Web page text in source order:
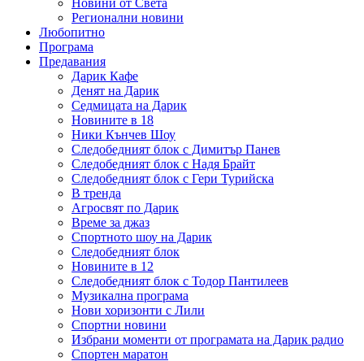
Новини от Света
Регионални новини
Любопитно
Програма
Предавания
Дарик Кафе
Денят на Дарик
Седмицата на Дарик
Новините в 18
Ники Кънчев Шоу
Следобедният блок с Димитър Панев
Следобедният блок с Надя Брайт
Следобедният блок с Гери Турийска
В тренда
Агросвят по Дарик
Време за джаз
Спортното шоу на Дарик
Следобедният блок
Новините в 12
Следобедният блок с Тодор Пантилеев
Музикална програма
Нови хоризонти с Лили
Спортни новини
Избрани моменти от програмата на Дарик радио
Спортен маратон